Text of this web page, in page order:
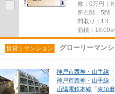
敷：0万円｜
所在階：5階
間取り：1R
面積：18.00㎡
賃貸｜マンション グローリーマン
神戸市西神・山手線 「
神戸市西神・山手線 「
山陽電鉄本線 「 東須磨